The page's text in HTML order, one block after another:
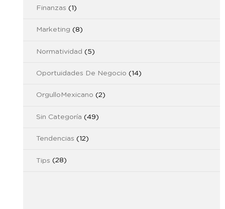
Finanzas (1)
Marketing (8)
Normatividad (5)
Oportuidades De Negocio (14)
OrgulloMexicano (2)
Sin Categoría (49)
Tendencias (12)
Tips (28)